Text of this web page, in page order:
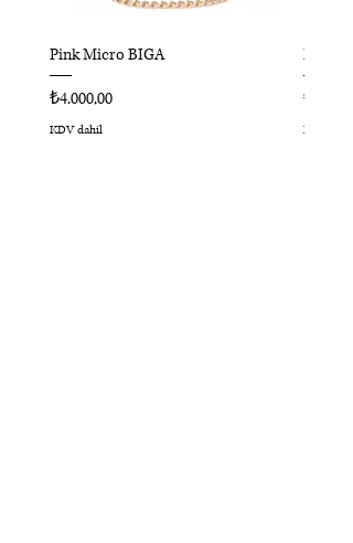
Pink Micro BIGA
Fiyat
₺4.000,00
KDV dahil
Fiyat
KDV dahil